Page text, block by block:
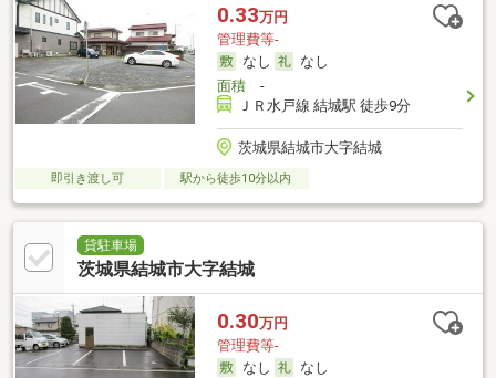
0.33万円
管理費等-
なし
なし
面積-
ＪＲ水戸線 結城駅 徒歩9分
茨城県結城市大字結城
即引き渡し可 駅から徒歩10分以内
貸駐車場
茨城県結城市大字結城
0.30万円
管理費等-
なし
なし